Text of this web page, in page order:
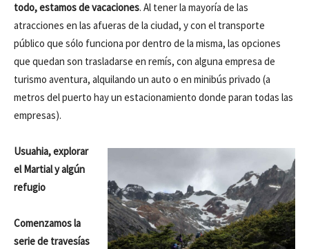
todo, estamos de vacaciones. Al tener la mayoría de las
atracciones en las afueras de la ciudad, y con el transporte
público que sólo funciona por dentro de la misma, las opciones
que quedan son trasladarse en remís, con alguna empresa de
turismo aventura, alquilando un auto o en minibús privado (a
metros del puerto hay un estacionamiento donde paran todas las
empresas).
Usuahia, explorar
el Martial y algún
refugio
Comenzamos la
serie de travesías